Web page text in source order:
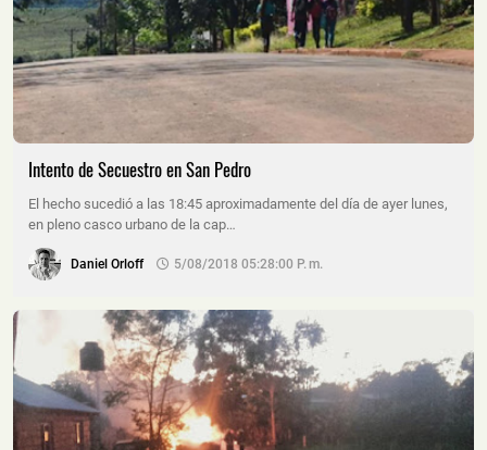
Intento de Secuestro en San Pedro
El hecho sucedió a las 18:45 aproximadamente del día de ayer lunes,
en pleno casco urbano de la cap…
Daniel Orloff 5/08/2018 05:28:00 P. M.